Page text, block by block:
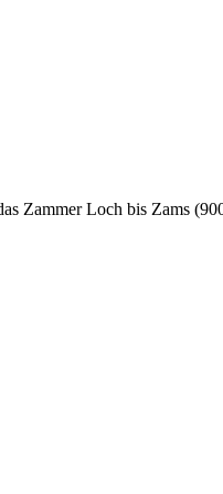
Zammer Loch bis Zams